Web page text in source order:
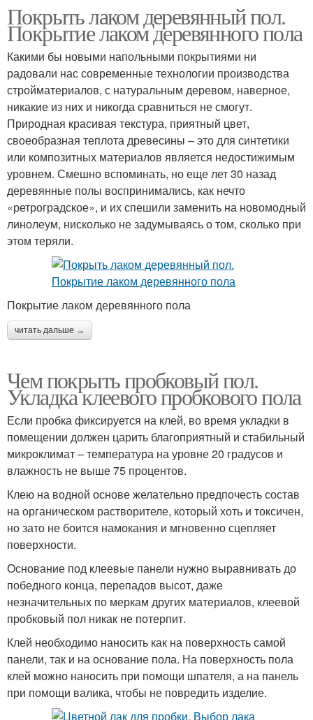
Покрыть лаком деревянный пол.
Покрытие лаком деревянного пола
Какими бы новыми напольными покрытиями ни
радовали нас современные технологии производства
стройматериалов, с натуральным деревом, наверное,
никакие из них и никогда сравниться не смогут.
Природная красивая текстура, приятный цвет,
своеобразная теплота древесины – это для синтетики
или композитных материалов является недостижимым
уровнем. Смешно вспоминать, но еще лет 30 назад
деревянные полы воспринимались, как нечто
«ретроградское», и их спешили заменить на новомодный
линолеум, нисколько не задумываясь о том, сколько при
этом теряли.
Покрытие лаком деревянного пола
читать дальше →
Чем покрыть пробковый пол.
Укладка клеевого пробкового пола
Если пробка фиксируется на клей, во время укладки в
помещении должен царить благоприятный и стабильный
микроклимат – температура на уровне 20 градусов и
влажность не выше 75 процентов.
Клею на водной основе желательно предпочесть состав
на органическом растворителе, который хоть и токсичен,
но зато не боится намокания и мгновенно сцепляет
поверхности.
Основание под клеевые панели нужно выравнивать до
победного конца, перепадов высот, даже
незначительных по меркам других материалов, клеевой
пробковый пол никак не потерпит.
Клей необходимо наносить как на поверхность самой
панели, так и на основание пола. На поверхность пола
клей можно наносить при помощи шпателя, а на панель
при помощи валика, чтобы не повредить изделие.